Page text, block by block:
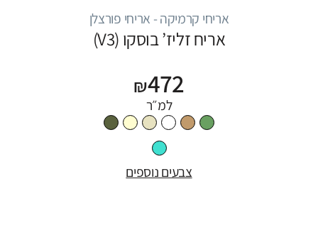
אריחי קרמיקה - אריחי פורצלן
אריח זליז’ בוסקו (V3)
₪472
למ״ר
צבעים נוספים